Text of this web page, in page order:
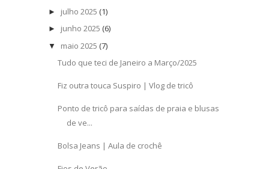
► julho 2025 (1)
► junho 2025 (6)
▼ maio 2025 (7)
Tudo que teci de Janeiro a Março/2025
Fiz outra touca Suspiro | Vlog de tricô
Ponto de tricô para saídas de praia e blusas
de ve...
Bolsa Jeans | Aula de crochê